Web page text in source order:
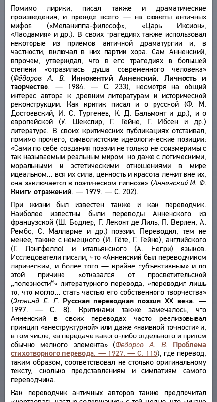
Помимо лирики, писал также и драматические
произведения, и прежде всего — на сюжеты античных
мифов («Меланиппа-философ», «Царь Иксион»,
«Лаодамия» и др.). В своих трагедиях также использовал
некоторые из приемов античной драматургии и, в
частности, включал в них партии хора. Сам Анненский,
впрочем, утверждал, что в его трагедиях в большей
степени «отразилась душа современного человека»
(Фёдоров А. В.
Иннокентий Анненский. Личность и
творчество. — 1984. — С. 233), несмотря на общий
интерес автора к древним литературам и исторической
реконструкции. Как критик писал и о русской (Ф. М.
Достоевский, И. С. Тургенев, К. Д. Бальмонт и др.), и о
европейской (У. Шекспир, Г. Гейне, Г. Ибсен и др.)
литературе. В своих критических публикациях отстаивал,
помимо прочего, символистские идеологические позиции:
«Сами по себе создания поэзии не только не соизмеримы с
так называемым реальным миром, но даже с логическими,
моральными и эсте­тическими отношениями в мире
идеальном… вся их сила, ценность и красота лежит вне их,
она заключается в поэтическом гипнозе» (Анненский И. Ф.
Книги отражений. — 1979. — С. 202).
При жизни был известен также и как переводчик.
Наиболее известны были переводы Анненского из
французской (Ш. Бодлер, Г. Леконт де Лиль, П. Верлен, А.
Рембо, С. Малларме и др.) поэзии. Переводил, тем не
менее, также с немецкого (И. Гёте, Г. Гейне), английского
(Г. Лонгфелло) и итальянского (А. Негри) языков.
Исследователи писали, что «Анненский был переводчиком
лирическим, и более того — крайне субъективным» и по
этой причине «отказался от просветительской
„полезности“» литературного перевода, «переводил лишь
то, что могло… стать частью его собственного творчества»
(Эткинд Е. Г. Русская переводная поэзия XX века. —
1997. — С. 8). Критиками также замечалось, что
Анненский в своих переводах часто реализовывал
принцип «внеструктурной» или даже «наивной точности» и,
в том числе, «в передаче какого-либо отдельного и притом
обычно мелкого элемента» (Федоров А. В. Проблема
стихотворного перевода. — 1927. — С. 115), где перевод,
таким образом, соответствовал не столько оригинальному
тексту, сколько представлениям и симпатиям самого
переводчика.
Как переводчик античных авторов также предпочитал